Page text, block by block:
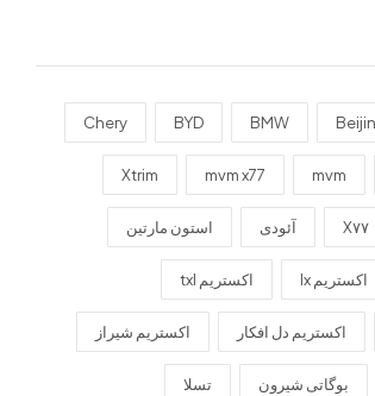
BMW
BYD
Chery
mvm
mvm x77
Xtrim
X۷۷ آئودی استون مارتین
اکستریم lx اکستریم txl
اکستریم دل افکار اکستریم شیراز
بوگاتی شیرون تسلا